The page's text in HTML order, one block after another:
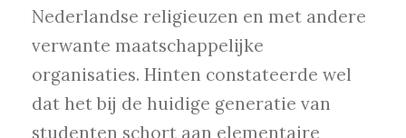
Nederlandse religieuzen en met andere
verwante maatschappelijke
organisaties. Hinten constateerde wel
dat het bij de huidige generatie van
studenten schort aan elementaire